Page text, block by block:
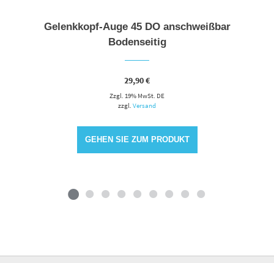
Gelenkkopf-Auge 45 DO anschweißbar
Bodenseitig
29,90€
Zzgl. 19% MwSt. DE
zzgl.Versand
GEHEN SIE ZUM PRODUKT